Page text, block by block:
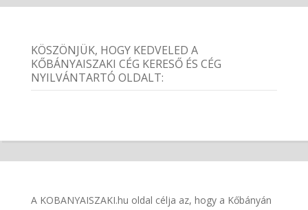
KÖSZÖNJÜK, HOGY KEDVELED A
KŐBÁNYAISZAKI CÉG KERESŐ ÉS CÉG
NYILVÁNTARTÓ OLDALT:
A KOBANYAISZAKI.hu oldal célja az, hogy a Kőbányán